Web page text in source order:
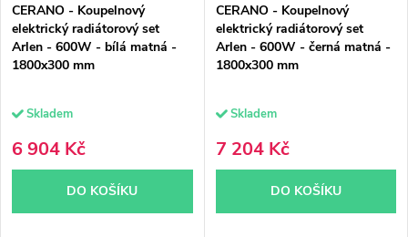
CERANO - Koupelnový
elektrický radiátorový set
Arlen - 600W - bílá matná -
1800x300 mm
Skladem
6 904 Kč
DO KOŠÍKU
CERANO - Koupelnový
elektrický radiátorový set
Arlen - 600W - černá matná -
1800x300 mm
Skladem
7 204 Kč
DO KOŠÍKU